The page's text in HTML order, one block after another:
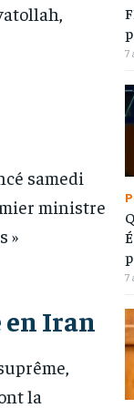
samedi
ministre
»
Iran
la
7
7